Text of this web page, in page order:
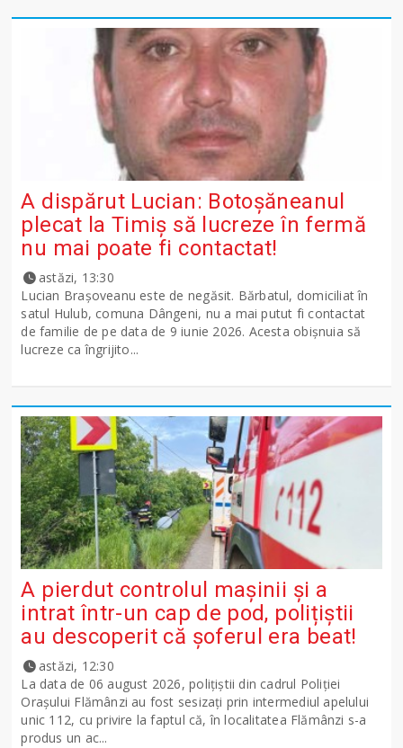
A dispărut Lucian: Botoșăneanul
plecat la Timiș să lucreze în fermă
nu mai poate fi contactat!
astăzi, 13:30
Lucian Brașoveanu este de negăsit. Bărbatul, domiciliat în
satul Hulub, comuna Dângeni, nu a mai putut fi contactat
de familie de pe data de 9 iunie 2026. Acesta obișnuia să
lucreze ca îngrijito...
A pierdut controlul mașinii și a
intrat într-un cap de pod, polițiștii
au descoperit că șoferul era beat!
astăzi, 12:30
La data de 06 august 2026, polițiștii din cadrul Poliției
Orașului Flămânzi au fost sesizați prin intermediul apelului
unic 112, cu privire la faptul că, în localitatea Flămânzi s-a
produs un ac...